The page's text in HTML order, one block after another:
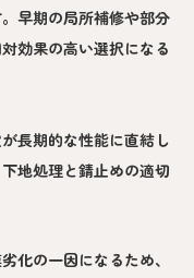
早期の局所補修や部分
効果の高い選択になる
長期的な性能に直結し
地処理と錆止めの適切
化の一因になるため、